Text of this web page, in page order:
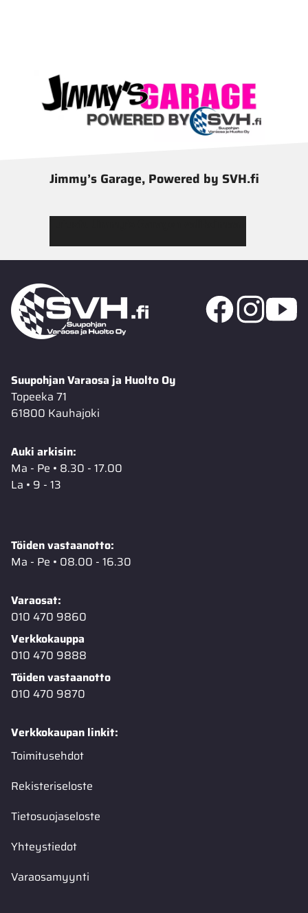
Jimmy’s Garage, Powered by SVH.fi
Suupohjan Varaosa ja Huolto Oy
Topeeka 71
61800 Kauhajoki
Auki arkisin:
Ma - Pe • 8.30 - 17.00
La • 9 - 13
Töiden vastaanotto:
Ma - Pe • 08.00 - 16.30
Varaosat:
010 470 9860
Verkkokauppa
010 470 9888
Töiden vastaanotto
010 470 9870
Verkkokaupan linkit:
Toimitusehdot
Rekisteriseloste
Tietosuojaseloste
Yhteystiedot
Varaosamyynti